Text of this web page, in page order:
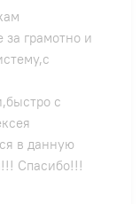
за грамотно и
с
в данную
Спасибо!!!